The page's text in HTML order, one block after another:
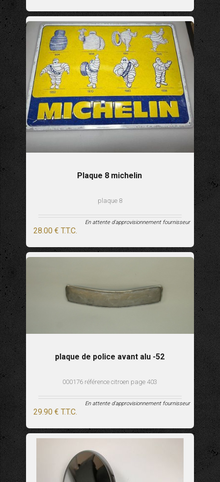
Plaque 8 michelin
plaque 8
28.00 € T.T.C.
En attente d'approvisionnement fournisseur
plaque de police avant alu -52
000176 référence citroen page 403
29.90 € T.T.C.
En attente d'approvisionnement fournisseur